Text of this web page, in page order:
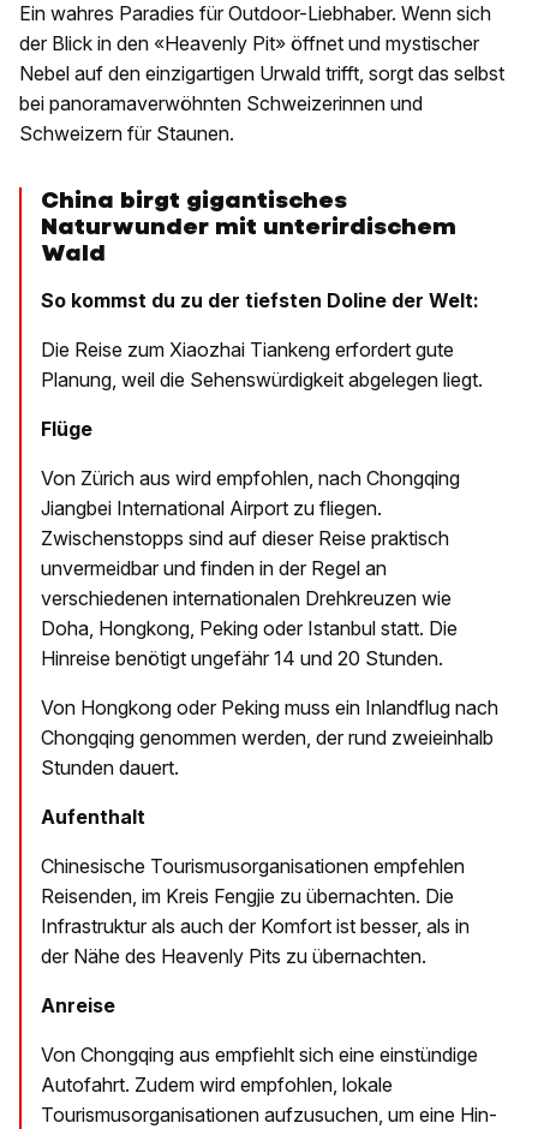
Ein wahres Paradies für Outdoor-Liebhaber. Wenn sich
der Blick in den «Heavenly Pit» öffnet und mystischer
Nebel auf den einzigartigen Urwald trifft, sorgt das selbst
bei panoramaverwöhnten Schweizerinnen und
Schweizern für Staunen.
China birgt gigantisches
Naturwunder mit unterirdischem
Wald
So kommst du zu der tiefsten Doline der Welt:
Die Reise zum Xiaozhai Tiankeng erfordert gute
Planung, weil die Sehenswürdigkeit abgelegen liegt.
Flüge
Von Zürich aus wird empfohlen, nach Chongqing
Jiangbei International Airport zu fliegen.
Zwischenstopps sind auf dieser Reise praktisch
unvermeidbar und finden in der Regel an
verschiedenen internationalen Drehkreuzen wie
Doha, Hongkong, Peking oder Istanbul statt. Die
Hinreise benötigt ungefähr 14 und 20 Stunden.
Von Hongkong oder Peking muss ein Inlandflug nach
Chongqing genommen werden, der rund zweieinhalb
Stunden dauert.
Aufenthalt
Chinesische Tourismusorganisationen empfehlen
Reisenden, im Kreis Fengjie zu übernachten. Die
Infrastruktur als auch der Komfort ist besser, als in
der Nähe des Heavenly Pits zu übernachten.
Anreise
Von Chongqing aus empfiehlt sich eine einstündige
Autofahrt. Zudem wird empfohlen, lokale
Tourismusorganisationen aufzusuchen, um eine Hin-